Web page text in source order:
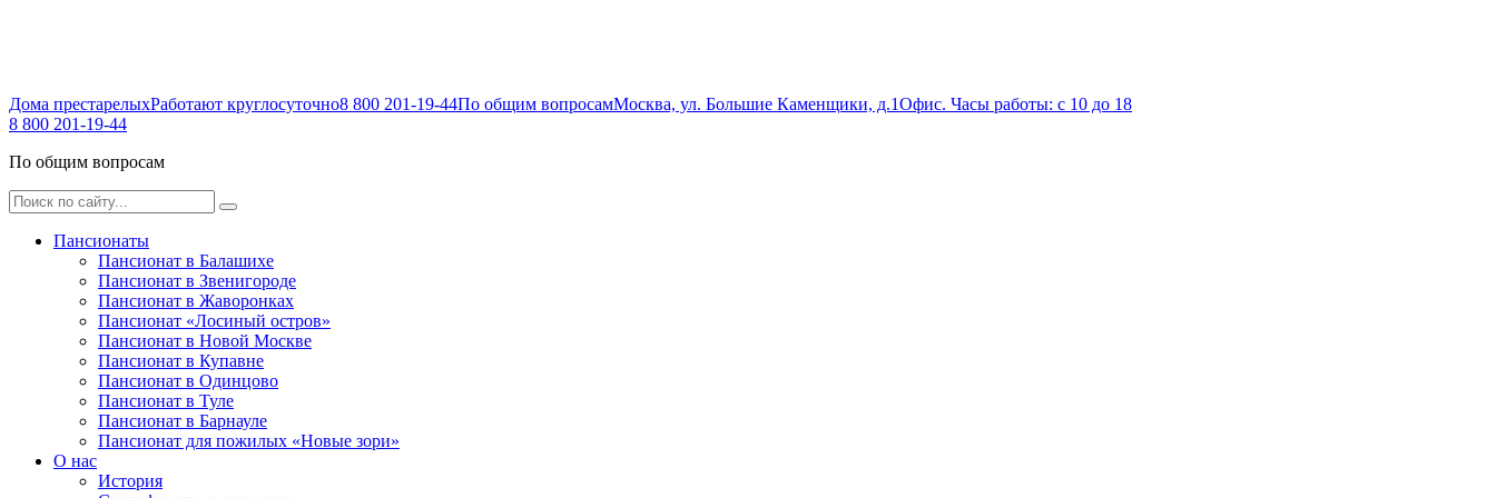
Дома престарелыхРаботают круглосуточно8 800 201-19-44По общим вопросамМосква, ул. Большие Каменщики, д.1Офис. Часы работы: с 10 до 18
8 800 201-19-44
По общим вопросам
Пансионаты
Пансионат в Балашихе
Пансионат в Звенигороде
Пансионат в Жаворонках
Пансионат «Лосиный остров»
Пансионат в Новой Москве
Пансионат в Купавне
Пансионат в Одинцово
Пансионат в Туле
Пансионат в Барнауле
Пансионат для пожилых «Новые зори»
О нас
История